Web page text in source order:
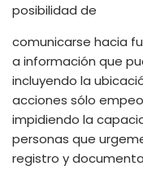
posibilidad de
comunicarse hacia
a información que
incluyendo la
acciones sólo
impidiendo la
personas que
registro y